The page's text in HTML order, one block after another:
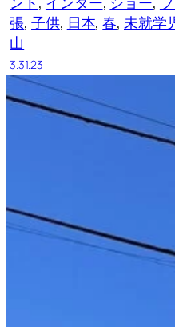
張, 子供, 日本, 春, 未就学
山
3.31.23